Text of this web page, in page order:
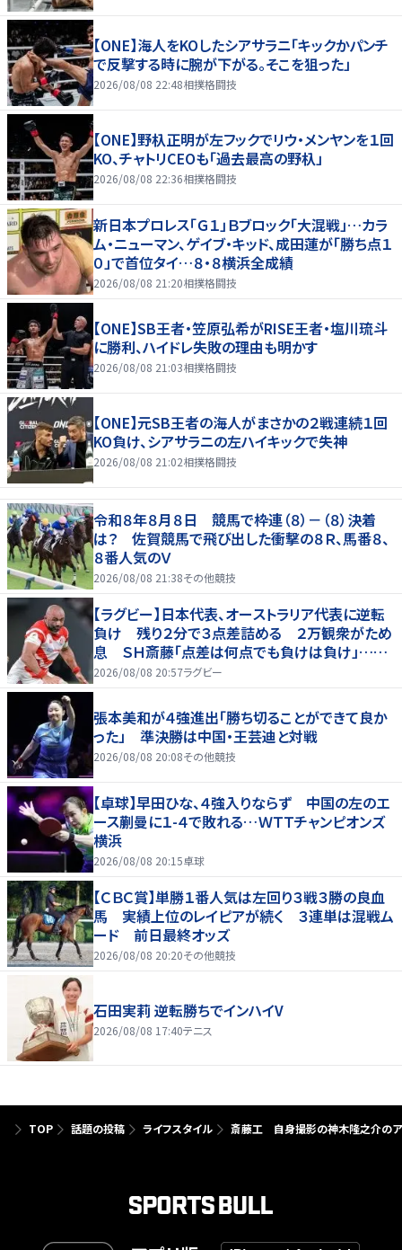
【ONE】海人をKOしたシアサラニ「キックかパンチ
で反撃する時に腕が下がる。そこを狙った」
2026/08/08 22:48相撲格闘技
【ONE】野杁正明が左フックでリウ・メンヤンを１回
KO、チャトリCEOも「過去最高の野杁」
2026/08/08 22:36相撲格闘技
新日本プロレス「Ｇ１」Ｂブロック「大混戦」…カラ
ム・ニューマン、ゲイブ・キッド、成田蓮が「勝ち点１
０」で首位タイ…８・８横浜全成績
2026/08/08 21:20相撲格闘技
【ONE】SB王者・笠原弘希がRISE王者・塩川琉斗
に勝利、ハイドレ失敗の理由も明かす
2026/08/08 21:03相撲格闘技
【ONE】元SB王者の海人がまさかの２戦連続１回
KO負け、シアサラニの左ハイキックで失神
2026/08/08 21:02相撲格闘技
令和８年８月８日 競馬で枠連（８）－（８）決着
は？ 佐賀競馬で飛び出した衝撃の８Ｒ、馬番８、
８番人気のＶ
2026/08/08 21:38その他競技
【ラグビー】日本代表、オーストラリア代表に逆転
負け 残り２分で３点差詰める ２万観衆がため
息 ＳＨ斎藤「点差は何点でも負けは負け」…前
半にＳＯ伊藤龍が先制トライ、３２ー３５で惜敗
2026/08/08 20:57ラグビー
張本美和が４強進出「勝ち切ることができて良か
った」 準決勝は中国・王芸迪と対戦
2026/08/08 20:08その他競技
【卓球】早田ひな、４強入りならず 中国の左のエ
ース蒯曼に１-４で敗れる…ＷＴＴチャンピオンズ
横浜
2026/08/08 20:15卓球
【ＣＢＣ賞】単勝１番人気は左回り３戦３勝の良血
馬 実績上位のレイピアが続く ３連単は混戦ム
ード 前日最終オッズ
2026/08/08 20:20その他競技
石田実莉 逆転勝ちでインハイV
2026/08/08 17:40テニス
TOP 話題の投稿 ライフスタイル 斎藤工 自身撮影の神木隆之介のア